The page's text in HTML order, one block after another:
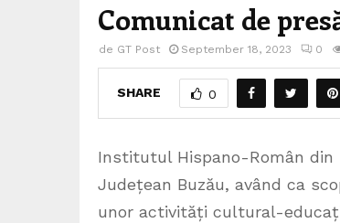
Comunicat de
de GT Post September 18, 2023 0
SHARE 0
Institutul Hispano-Român din
Județean Buzău, având ca
unor activități cultural-